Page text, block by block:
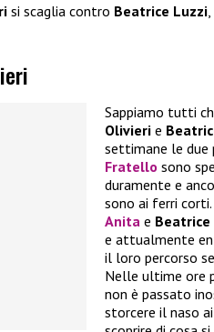
si scaglia contro Beatrice Luzzi
Sappiamo tutti
Olivieri e
settimane le
Fratello sono
duramente e
sono ai ferri
Anita e Beatrice
e attualmente
il loro percorso
Nelle ultime ore
non è passato
storcere il naso